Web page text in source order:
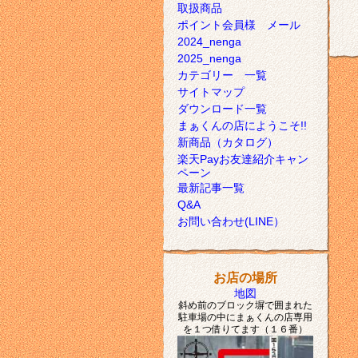
取扱商品
ポイント会員様 メール
2024_nenga
2025_nenga
カテゴリー 一覧
サイトマップ
ダウンロード一覧
まぁくんの店にようこそ!!
新商品（カタログ）
楽天Payお友達紹介キャン
ペーン
最新記事一覧
Q&A
お問い合わせ(LINE）
お店の場所
地図
斜め前のブロック塀で囲まれた
駐車場の中にまぁくんの店専用
を１つ借りてます（１６番）